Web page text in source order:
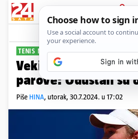
PRIJAVA
Sport
TENIS NA OI
Vekić i Pavić ne
parove: Odustali su
Piše HINA, utorak, 30.7.2024. u 17:02